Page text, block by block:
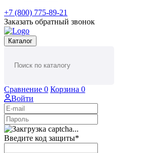
+7 (800) 775-89-21
Заказать обратный звонок
Каталог
Сравнение 0 Корзина 0
Войти
Введите код защиты*